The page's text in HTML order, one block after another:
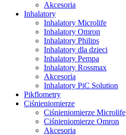
Akcesoria
Inhalatory
Inhalatory Microlife
Inhalatory Omron
Inhalatory Philips
Inhalatory dla dzieci
Inhalatory Pempa
Inhalatory Rossmax
Akcesoria
Inhalatory PiC Solution
Pikflometry
Ciśnieniomierze
Ciśnieniomierze Microlife
Ciśnieniomierze Omron
Akcesoria